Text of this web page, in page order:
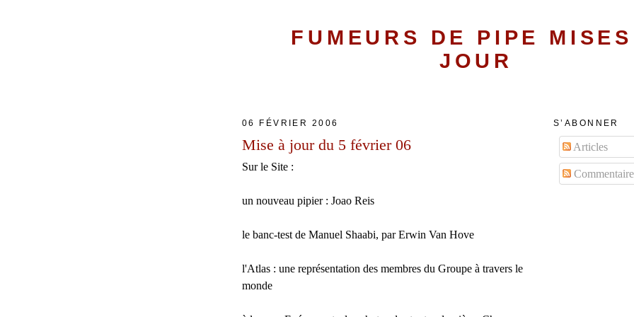
FUMEURS DE PIPE
JOUR
06 FÉVRIER 2006
Mise à jour du 5 février 06
Sur le Site :
un nouveau pipier : Joao Reis
le banc-test de Manuel Shaabi, par Erwin Van Hove
l'Atlas : une représentation des membres du Groupe à travers le
monde
S’ABONNER
Articles